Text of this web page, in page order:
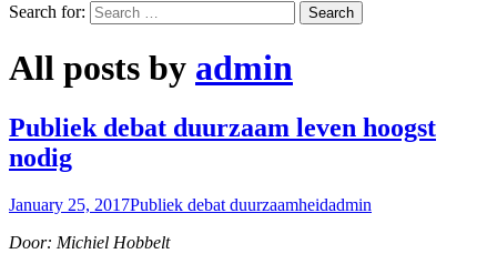
Search for:
All posts by admin
Publiek debat duurzaam leven hoogst
nodig
January 25, 2017Publiek debat duurzaamheidadmin
Door: Michiel Hobbelt